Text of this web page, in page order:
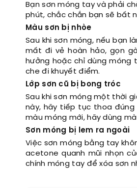
Bạn sơn móng tay và phải
phút, chắc chắn bạn sẽ bất
Màu sơn bị nhòe
Sau khi sơn móng, nếu bạn
mất đi vẻ hoàn hảo, gọn
hưởng hoặc chỉ dùng
che đi khuyết điểm.
Lớp sơn cũ bị bong tróc
Sau khi sơn móng một thời
này, hãy tiếp tục thoa đúng
màu móng mới, hãy dùng
Sơn móng bị lem ra ngoài
Việc sơn móng bằng tay
acetone quanh mũi nhọn
chính móng tay để xóa sơn